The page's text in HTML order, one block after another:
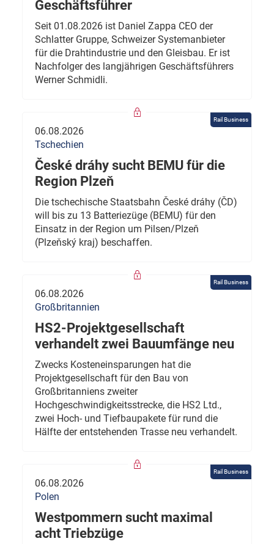
Geschäftsführer
Seit 01.08.2026 ist Daniel Zappa CEO der
Schlatter Gruppe, Schweizer Systemanbieter
für die Drahtindustrie und den Gleisbau. Er ist
Nachfolger des langjährigen Geschäftsführers
Werner Schmidli.
Rail Business
06.08.2026
Tschechien
České dráhy sucht BEMU für die
Region Plzeň
Die tschechische Staatsbahn České dráhy (ČD)
will bis zu 13 Batteriezüge (BEMU) für den
Einsatz in der Region um Pilsen/Plzeň
(Plzeňský kraj) beschaffen.
Rail Business
06.08.2026
Großbritannien
HS2-Projektgesellschaft
verhandelt zwei Bauumfänge neu
Zwecks Kosteneinsparungen hat die
Projektgesellschaft für den Bau von
Großbritanniens zweiter
Hochgeschwindigkeitsstrecke, die HS2 Ltd.,
zwei Hoch- und Tiefbaupakete für rund die
Hälfte der entstehenden Trasse neu verhandelt.
Rail Business
06.08.2026
Polen
Westpommern sucht maximal
acht Triebzüge